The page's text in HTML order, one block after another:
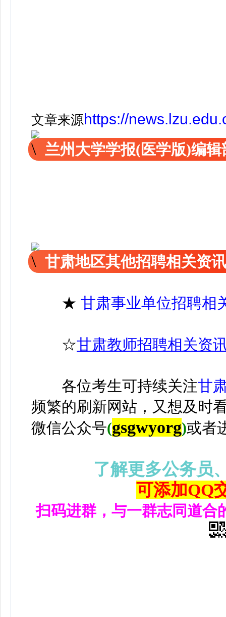
文章来源https://
兰州大学学报(医学版)编
甘肃地区其他招聘相关资
★ 甘肃事业单位招聘相
☆甘肃教师招聘相关资
各位考生可持续关注甘
频繁的刷新网站，又想及时
微信公众号(gsgwyorg)或者
了解更多公务员
可添加QQ
扫码进群，与一群志同道合